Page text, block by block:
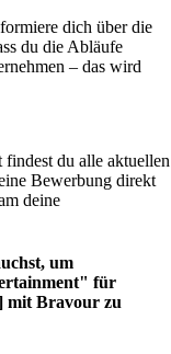
dich über die
du die Abläufe
– das wird
du alle aktuellen
Bewerbung direkt
deine
um
für
mit Bravour zu